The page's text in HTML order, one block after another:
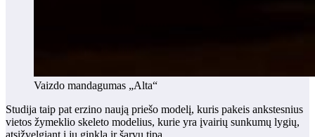
Vaizdo mandagumas „Alta“
Studija taip pat erzino naują priešo modelį, kuris pakeis ankstesnius
vietos žymeklio skeleto modelius, kurie yra įvairių sunkumų lygių,